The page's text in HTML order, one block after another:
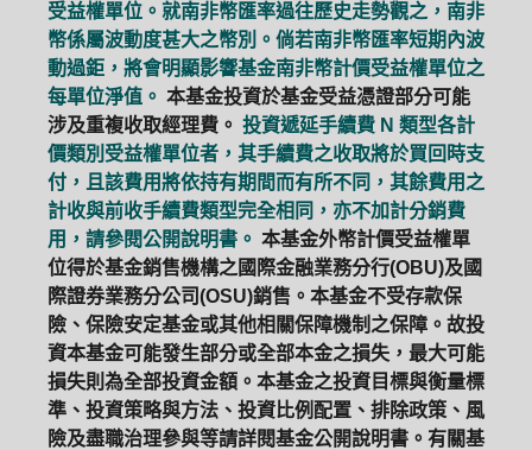
受益權單位。就南非幣匯率過往歷史走勢觀之，南非
幣係屬波動度甚大之幣別。倘若南非幣匯率短期內波
動過鉅，將會明顯影響基金南非幣計價受益權單位之
每單位淨值。 本基金投資於基金受益憑證部分可能
涉及重複收取經理費。 投資遞延手續費 N 類型各計
價類別受益權單位者，其手續費之收取將於買回時支
付，且該費用將依持有期間而有所不同，其餘費用之
計收與前收手續費類型完全相同，亦不加計分銷費
用，請參閱公開說明書。 本基金外幣計價受益權單
位得於基金銷售機構之國際金融業務分行(OBU)及國
際證券業務分公司(OSU)銷售。本基金不受存款保
險、保險安定基金或其他相關保障機制之保障。故投
資本基金可能發生部分或全部本金之損失，最大可能
損失則為全部投資金額。本基金之投資目標與衡量標
準、投資策略與方法、投資比例配置、排除政策、風
險及盡職治理參與等請詳閱基金公開說明書。有關基